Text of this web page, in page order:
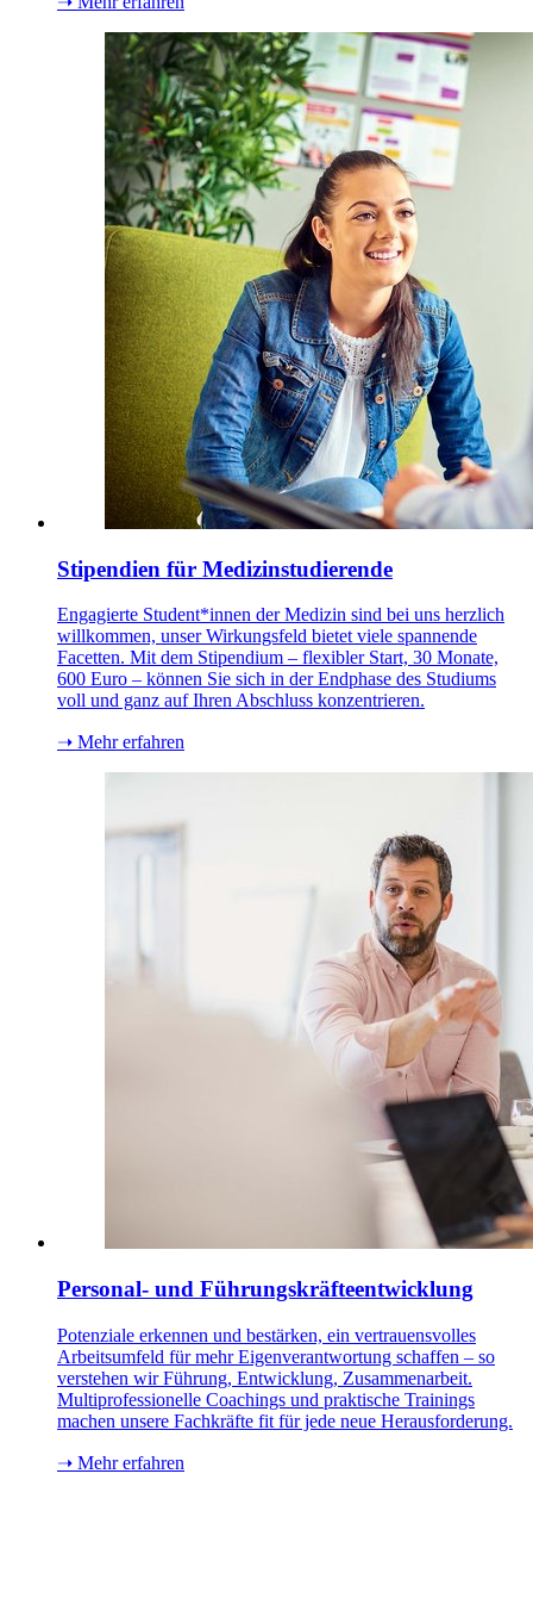
Stipendien für Medizinstudierende
Engagierte Student*innen der Medizin sind bei uns herzlich
willkommen, unser Wirkungsfeld bietet viele spannende
Facetten. Mit dem Stipendium – flexibler Start, 30 Monate,
600 Euro – können Sie sich in der Endphase des Studiums
voll und ganz auf Ihren Abschluss konzentrieren.
➝ Mehr erfahren
Personal- und Führungs­kräfte­entwicklung
Potenziale erkennen und bestärken, ein vertrauensvolles
Arbeitsumfeld für mehr Eigenverantwortung schaffen – so
verstehen wir Führung, Entwicklung, Zusammenarbeit.
Multiprofessionelle Coachings und praktische Trainings
machen unsere Fachkräfte fit für jede neue Herausforderung.
➝ Mehr erfahren